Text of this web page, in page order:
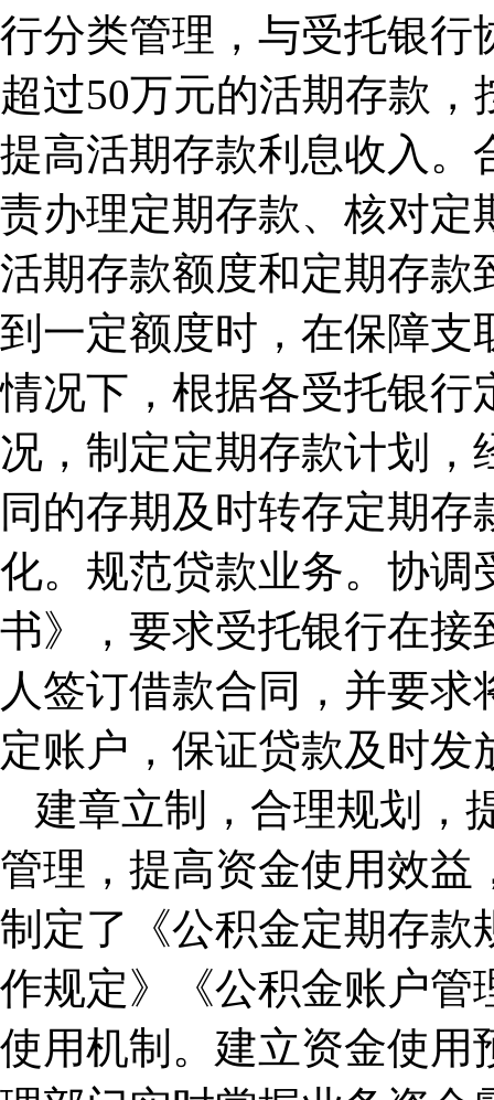
行分类管理，与受托银行
超过50万元的活期存款
提高活期存款利息收入。
责办理定期存款、核对定
活期存款额度和定期存款
到一定额度时，在保障支
情况下，根据各受托银行
况，制定定期存款计划，
同的存期及时转存定期
化。规范贷款业务。协调
书》，要求受托银行在接
人签订借款合同，并要
定账户，保证贷款及时
建章立制，合理规划，
管理，提高资金使用效益
制定了《公积金定期存款
作规定》《公积金账户管
使用机制。建立资金使用